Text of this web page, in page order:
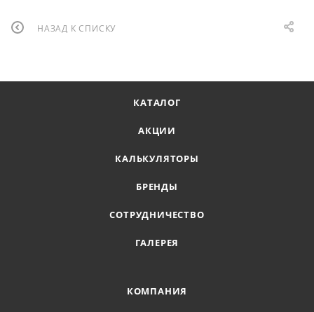
НАЗАД К СПИСКУ
КАТАЛОГ
АКЦИИ
КАЛЬКУЛЯТОРЫ
БРЕНДЫ
СОТРУДНИЧЕСТВО
ГАЛЕРЕЯ
КОМПАНИЯ